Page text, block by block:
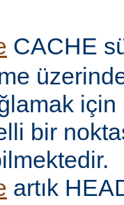
CACHE
bir
artık